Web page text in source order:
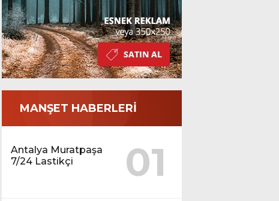
MANŞET HABERLERİ
Antalya Muratpaşa
7/24 Lastikçi
01